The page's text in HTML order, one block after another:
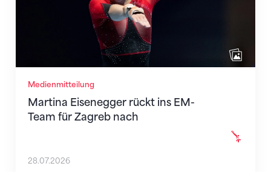
Medienmitteilung
Martina Eisenegger rückt ins EM-
Team für Zagreb nach
28.07.2026